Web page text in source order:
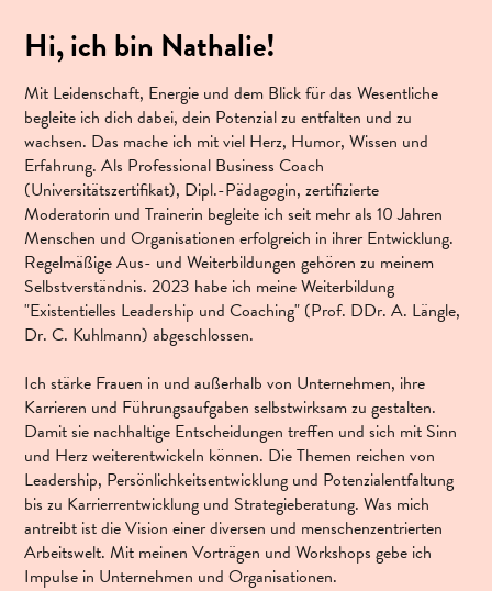
Hi, ich bin Nathalie!
Mit Leidenschaft, Energie und dem Blick für das Wesentliche
begleite ich dich dabei, dein Potenzial zu entfalten und zu
wachsen. Das mache ich mit viel Herz, Humor, Wissen und
Erfahrung. Als Professional Business Coach
(Universitätszertifikat), Dipl.-Pädagogin, zertifizierte
Moderatorin und Trainerin begleite ich seit mehr als 10 Jahren
Menschen und Organisationen erfolgreich in ihrer Entwicklung.
Regelmäßige Aus- und Weiterbildungen gehören zu meinem
Selbstverständnis. 2023 habe ich meine Weiterbildung
"Existentielles Leadership und Coaching" (Prof. DDr. A. Längle,
Dr. C. Kuhlmann) abgeschlossen.
Ich stärke Frauen in und außerhalb von Unternehmen, ihre
Karrieren und Führungsaufgaben selbstwirksam zu gestalten.
Damit sie nachhaltige Entscheidungen treffen und sich mit Sinn
und Herz weiterentwickeln können. Die Themen reichen von
Leadership, Persönlichkeitsentwicklung und Potenzialentfaltung
bis zu Karrierrentwicklung und Strategieberatung. Was mich
antreibt ist die Vision einer diversen und menschenzentrierten
Arbeitswelt. Mit meinen Vorträgen und Workshops gebe ich
Impulse in Unternehmen und Organisationen.